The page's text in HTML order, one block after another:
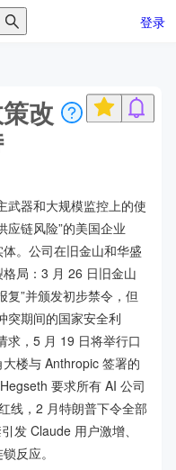
登录
改
武器和大规模监控上的使
应链风险”的美国企业
。公司在旧金山和华盛
局：3 月 26 日旧金山
复”并颁发初步禁令，但
突期间的国家安全利
求，5 月 19 日将举行口
楼与 Anthropic 签署的
要求所有 AI 公司
线，2 月特朗普下令全部
发 Claude 用户激增、
反应。